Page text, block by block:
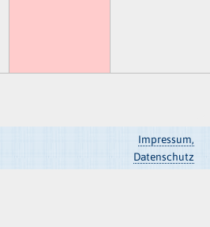
Impressum,
Datenschutz